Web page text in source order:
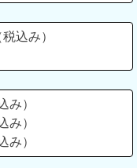
込み）
）
）
）